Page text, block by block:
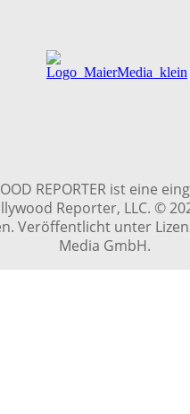
REPORTER ist eine
Reporter, LLC. ©
Veröffentlicht unter
Media GmbH.